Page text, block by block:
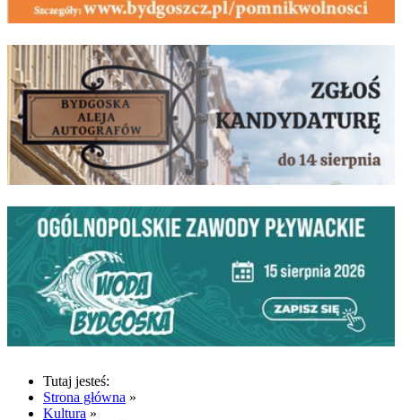
Tutaj jesteś:
Strona główna »
Kultura »